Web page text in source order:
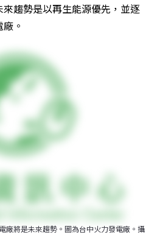
趨勢是以再生能源優先，並逐
。
廠將是未來趨勢。圖為台中火力發電廠。攝